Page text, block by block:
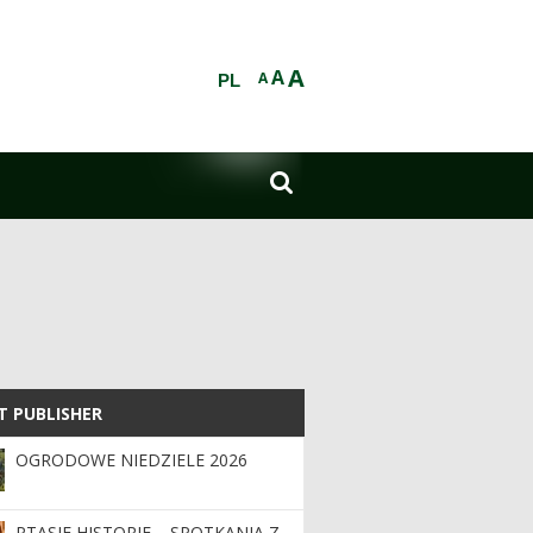
AAA
PL

PUBLISHER
PUBLISHER
OGRODOWE NIEDZIELE 2026